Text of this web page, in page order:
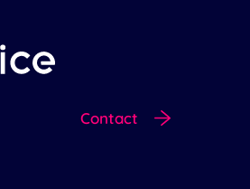
Contact